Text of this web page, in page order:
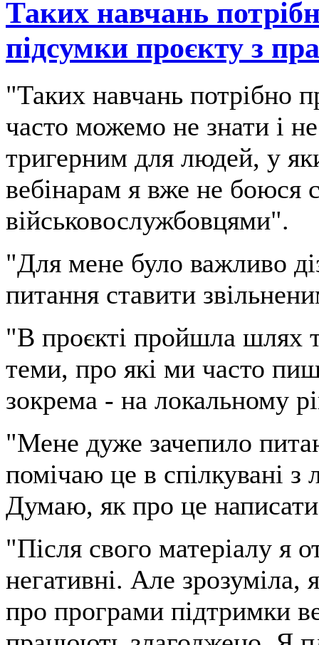
Таких навчань
підсумки проєкту з
"Таких навчань потрібно
часто можемо не знати і
тригерним для людей, у
вебінарам я вже не боюся
військовослужбовцями".
"Для мене було важливо
питання ставити
"В проєкті пройшла шлях
теми, про які ми часто
зокрема - на локальному
"Мене дуже зачепило
помічаю це в спілкувані
Думаю, як про це
"Після свого матеріалу я
негативні. Але
про програми підтримки